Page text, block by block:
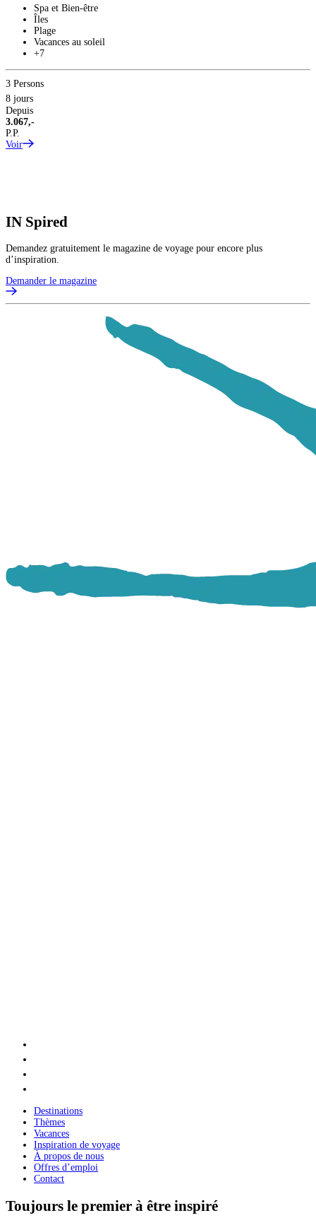
Spa et Bien-être
Îles
Plage
Vacances au soleil
+7
3 Persons
8 jours
Depuis
3.067,-
P.P.
Voir
IN Spired
Demandez gratuitement le magazine de voyage pour encore plus
d’inspiration.
Demander le magazine
Destinations
Thèmes
Vacances
Inspiration de voyage
À propos de nous
Offres d’emploi
Contact
Toujours le premier à être inspiré